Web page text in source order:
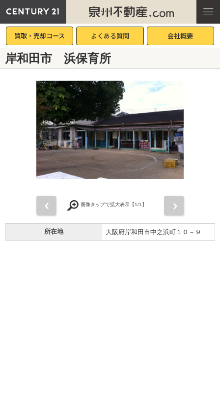
買取・売却コース よくある質問 会社概要
岸和田市 浜保育所
画像タップで拡大表示【1/1】
所在地 大阪府岸和田市中之浜町１０－９